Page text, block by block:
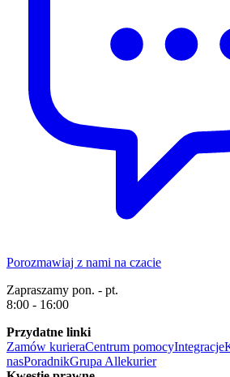
Porozmawiaj z nami na czacie
Zapraszamy pon. - pt.
8:00 - 16:00
Przydatne linki
Zamów kurieraCentrum pomocyIntegracje
nasPoradnikGrupa Allekurier